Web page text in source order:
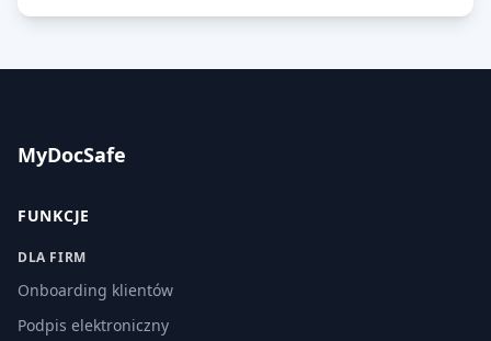
MyDocSafe
FUNKCJE
DLA FIRM
Onboarding klientów
Podpis elektroniczny